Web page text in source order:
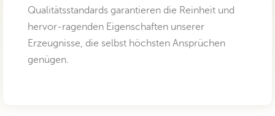
Qualitätsstandards garantieren die Reinheit und
hervor-ragenden Eigenschaften unserer
Erzeugnisse, die selbst höchsten Ansprüchen
genügen.